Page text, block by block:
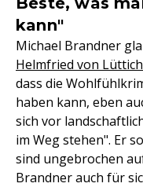
kann"
Michael Brandner
Helmfried von
dass die
haben kann, eben
sich vor
im Weg stehen". Er
sind ungebrochen
Brandner auch für